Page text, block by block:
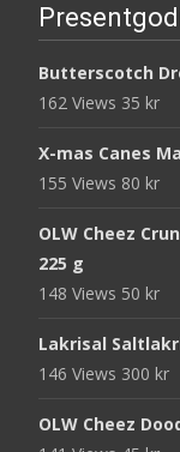
Butterscotch
162 Views 35 kr
X-mas Canes
155 Views 80 kr
OLW Cheez
225 g
148 Views 50 kr
Lakrisal
146 Views 300 kr
OLW Cheez